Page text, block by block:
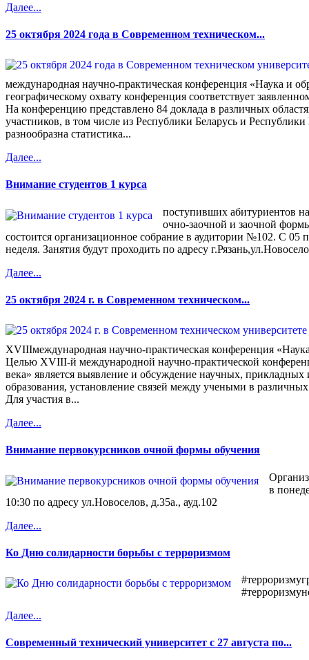
Далее...
25 октября 2024 года в Современном техническом...
международная научно-практическая конференция «Наука и
географическому охвату конференция соответствует
На конференцию представлено 84 доклада в различных
участников, в том числе из Республики Беларусь и
разнообразна статистика...
Далее...
Внимание студентов 1 курса
поступивших абитуриентов
очно-заочной и заочной
состоится организационное собрание в аудитории №102. С 05
неделя. Занятия будут проходить по адресу
Далее...
25 октября 2024 г. в Современном техническом...
XVIIIмеждународная научно-практическая конференция
Целью XVIII-й международной научно-практической
века» является выявление и обсуждение научных,
образования, установление связей между учеными в
Для участия в...
Далее...
Внимание первокурсников очной формы обучения
в
10:30 по адресу ул.Новоселов, д.35а., ауд.102
Далее...
Ко Дню солидарности борьбы с терроризмом
Далее...
Современный технический университет с 27 августа по...